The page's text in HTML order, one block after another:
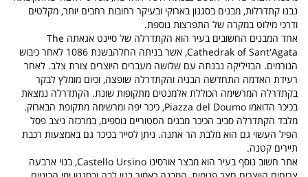
נבנו קתדרלות, מבנים בסגנון בארוקי ובעיקר רחובות רחבים יותר, מקלטים
ודרכי מילוט במקרה של התפרצות נוספת.
אחד המבנים החשובים בעיר הוא הקתדרלה של סיינט אגאתה The
Cathedrak of Sant'Agata, אשר בניתה החלהבשנת 1086 לאחר כיבוש
הנורמים. הבזיליקה נבנתה עם שלושה מעברים היוצרים צורת צלב. לאחר
רעידת האדמה התחדשה הבניה והקתדרלה שופצה, וכיום מומלץ לבקר
בקתדרלה המרשימה הכוללת אלמנטים מתקופות שונת. הקתדרלה נמצאת
בכיכר הדואמו Piazza del Doumo, כיכר יפה ומרשימה מתקופת הבארוק.
מלבד הקתדרלה סביב הכיכר מבנים הסטוריים נוספים, במרכזה ניצב פסל
הפיל העשוי גם הוא מלבת הר אתנה. ניתן לסייר בכיכר גם באמצעות רכבת
תיירים קטנה.
אתר חשוב נוסף בעיר הוא מבצר אורסינו Castello Ursino, בנוי ארבעה